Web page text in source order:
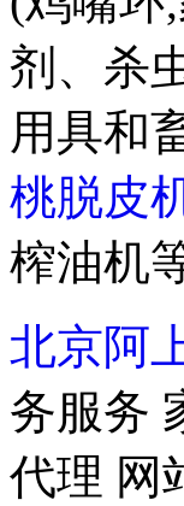
剂、杀
用具和
桃脱皮
榨油机
北京阿
务服务
代理 网